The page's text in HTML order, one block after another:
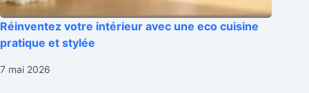
Réinventez votre intérieur avec une eco cuisine
pratique et stylée
7 mai 2026